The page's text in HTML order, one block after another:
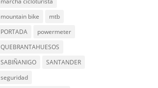
mountain bike
mtb
PORTADA
powermeter
QUEBRANTAHUESOS
SABIÑANIGO
SANTANDER
seguridad